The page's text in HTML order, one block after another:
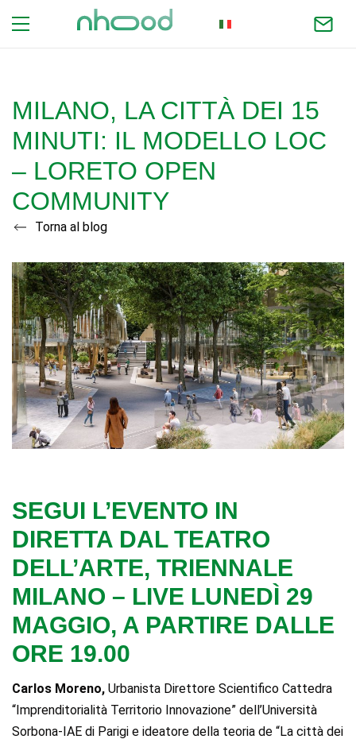
MILANO, LA CITTÀ DEI 15
MINUTI: IL MODELLO LOC
– LORETO OPEN
COMMUNITY
Torna al blog
SEGUI L’EVENTO IN
DIRETTA DAL TEATRO
DELL’ARTE, TRIENNALE
MILANO – LIVE LUNEDÌ 29
MAGGIO, A PARTIRE DALLE
ORE 19.00
Carlos Moreno, Urbanista Direttore Scientifico Cattedra
“Imprenditorialità Territorio Innovazione” dell’Università
Sorbona-IAE di Parigi e ideatore della teoria de “La città dei